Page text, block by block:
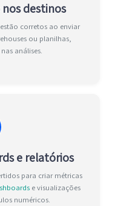
destinos
corretos ao enviar
ou planilhas,
análises.
e relatórios
para criar métricas
e visualizações
numéricos.